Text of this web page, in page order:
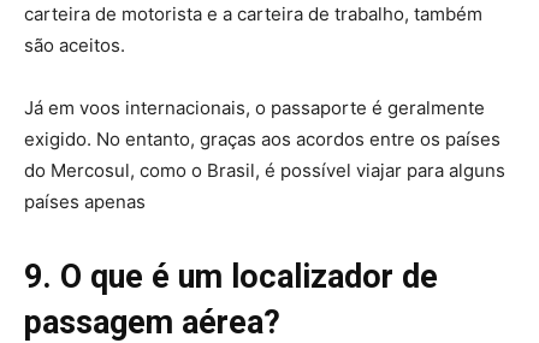
carteira de motorista e a carteira de trabalho, também
são aceitos.
Já em voos internacionais, o passaporte é geralmente
exigido. No entanto, graças aos acordos entre os países
do Mercosul, como o Brasil, é possível viajar para alguns
países apenas
9. O que é um localizador de
passagem aérea?